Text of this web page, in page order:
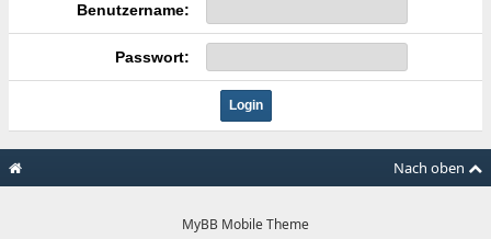
Benutzername:
Passwort:
Nach oben
MyBB Mobile Theme